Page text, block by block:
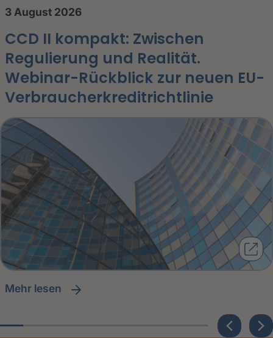
3 August 2026
CCD II kompakt: Zwischen
Regulierung und Realität.
Webinar-Rückblick zur neuen EU-
Verbraucherkreditrichtlinie
Mehr lesen